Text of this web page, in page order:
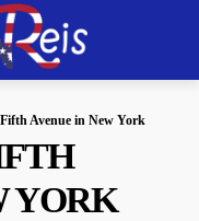
Avenue in New York
YORK